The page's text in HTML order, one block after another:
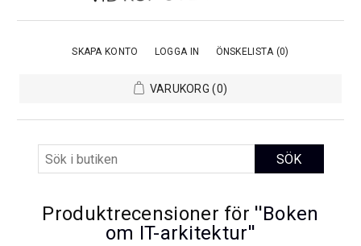
SKAPA KONTO LOGGA IN ÖNSKELISTA (0)
VARUKORG (0)
Produktrecensioner för
Boken
om IT-arkitektur